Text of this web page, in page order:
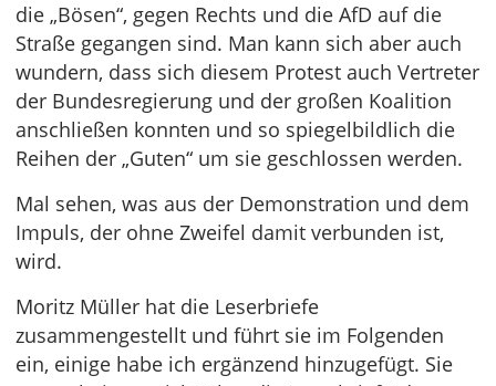
die „Bösen“, gegen Rechts und die AfD auf die
Straße gegangen sind. Man kann sich aber auch
wundern, dass sich diesem Protest auch Vertreter
der Bundesregierung und der großen Koalition
anschließen konnten und so spiegelbildlich die
Reihen der „Guten“ um sie geschlossen werden.
Mal sehen, was aus der Demonstration und dem
Impuls, der ohne Zweifel damit verbunden ist,
wird.
Moritz Müller hat die Leserbriefe
zusammengestellt und führt sie im Folgenden
ein, einige habe ich ergänzend hinzugefügt. Sie